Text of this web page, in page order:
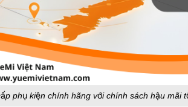
phụ kiện chính hãng với chính sách hậu mãi